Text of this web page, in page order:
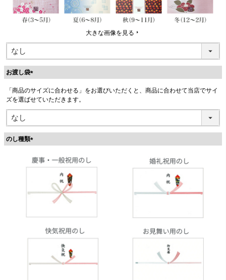
大きな画像を見る
お渡し袋
必
須
)
「商品のサイズに合わせる」をお選びいただくと、商品に合わせて当店でサイ
ズを選ばせていただきます。
のし種類
必
須